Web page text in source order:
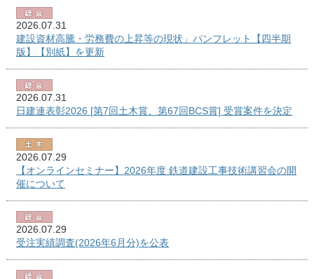
2026.07.31
建設資材高騰・労務費の上昇等の現状」パンフレット【四半期
版】【別紙】を更新
2026.07.31
日建連表彰2026 [第7回土木賞、第67回BCS賞] 受賞案件を決定
2026.07.29
【オンラインセミナー】2026年度 鉄道建設工事技術講習会の開
催について
2026.07.29
受注実績調査(2026年6月分)を公表